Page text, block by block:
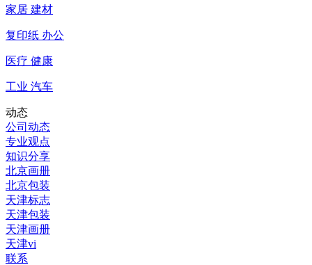
家居 建材
复印纸 办公
医疗 健康
工业 汽车
动态
公司动态
专业观点
知识分享
北京画册
北京包装
天津标志
天津包装
天津画册
天津vi
联系